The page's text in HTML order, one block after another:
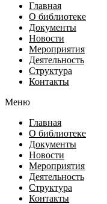
Главная
О библиотеке
Документы
Новости
Мероприятия
Деятельность
Структура
Контакты
Меню
Главная
О библиотеке
Документы
Новости
Мероприятия
Деятельность
Структура
Контакты